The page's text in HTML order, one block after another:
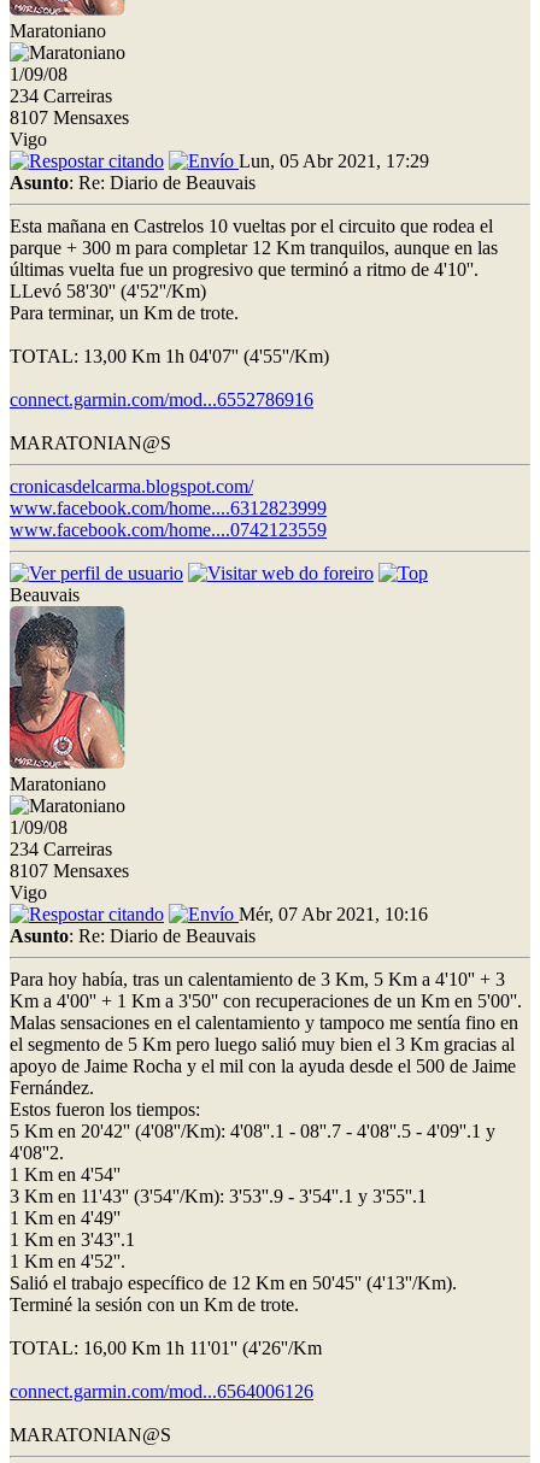
Maratoniano
1/09/08
234 Carreiras
8107 Mensaxes
Vigo
Lun, 05 Abr 2021, 17:29
Asunto: Re: Diario de Beauvais
Esta mañana en Castrelos 10 vueltas por el circuito que rodea el
parque + 300 m para completar 12 Km tranquilos, aunque en las
últimas vuelta fue un progresivo que terminó a ritmo de 4'10''.
LLevó 58'30'' (4'52''/Km)
Para terminar, un Km de trote.
TOTAL: 13,00 Km 1h 04'07'' (4'55''/Km)
connect.garmin.com/mod...6552786916
MARATONIAN@S
cronicasdelcarma.blogspot.com/
www.facebook.com/home....6312823999
www.facebook.com/home....0742123559
Beauvais
Maratoniano
1/09/08
234 Carreiras
8107 Mensaxes
Vigo
Mér, 07 Abr 2021, 10:16
Asunto: Re: Diario de Beauvais
Para hoy había, tras un calentamiento de 3 Km, 5 Km a 4'10'' + 3
Km a 4'00'' + 1 Km a 3'50'' con recuperaciones de un Km en 5'00''.
Malas sensaciones en el calentamiento y tampoco me sentía fino en
el segmento de 5 Km pero luego salió muy bien el 3 Km gracias al
apoyo de Jaime Rocha y el mil con la ayuda desde el 500 de Jaime
Fernández.
Estos fueron los tiempos:
5 Km en 20'42'' (4'08''/Km): 4'08''.1 - 08''.7 - 4'08''.5 - 4'09''.1 y
4'08''2.
1 Km en 4'54''
3 Km en 11'43'' (3'54''/Km): 3'53''.9 - 3'54''.1 y 3'55''.1
1 Km en 4'49''
1 Km en 3'43''.1
1 Km en 4'52''.
Salió el trabajo específico de 12 Km en 50'45'' (4'13''/Km).
Terminé la sesión con un Km de trote.
TOTAL: 16,00 Km 1h 11'01'' (4'26''/Km
connect.garmin.com/mod...6564006126
MARATONIAN@S